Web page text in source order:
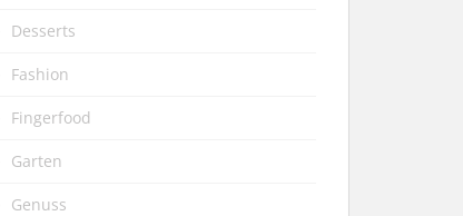
Desserts
Fashion
Fingerfood
Garten
Genuss